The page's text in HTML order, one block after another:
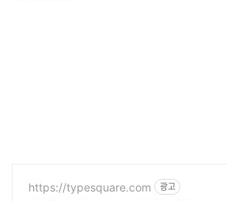
https://typesquare.com 광고